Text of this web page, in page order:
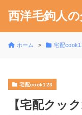
西洋毛鉤人の
ホーム 宅配
宅配cook123
【宅配クッ